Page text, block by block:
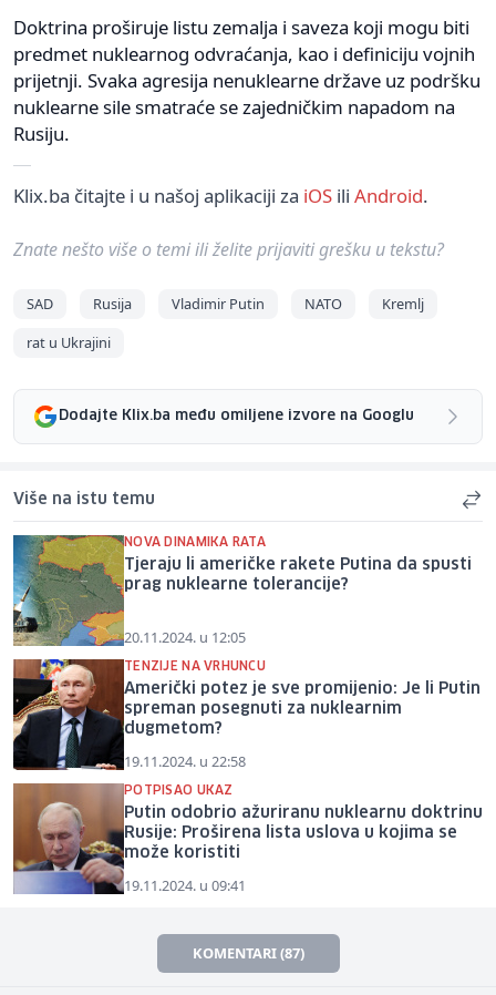
Doktrina proširuje listu zemalja i saveza koji mogu biti
predmet nuklearnog odvraćanja, kao i definiciju vojnih
prijetnji. Svaka agresija nenuklearne države uz podršku
nuklearne sile smatraće se zajedničkim napadom na
Rusiju.
Klix.ba čitajte i u našoj aplikaciji za iOS ili Android.
Znate nešto više o temi ili želite prijaviti grešku u tekstu?
SAD Rusija Vladimir Putin NATO
Kremlj
rat u Ukrajini
Dodajte Klix.ba među omiljene izvore na Googlu
Više na istu temu
NOVA DINAMIKA RATA
Tjeraju li američke rakete Putina da spusti
prag nuklearne tolerancije?
20.11.2024. u 12:05
TENZIJE NA VRHUNCU
Američki potez je sve promijenio: Je li Putin
spreman posegnuti za nuklearnim
dugmetom?
19.11.2024. u 22:58
POTPISAO UKAZ
Putin odobrio ažuriranu nuklearnu doktrinu
Rusije: Proširena lista uslova u kojima se
može koristiti
19.11.2024. u 09:41
KOMENTARI (87)